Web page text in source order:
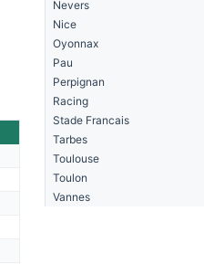
Nevers
Nice
Oyonnax
Pau
Perpignan
Racing
Stade Francais
Tarbes
Toulouse
Toulon
Vannes